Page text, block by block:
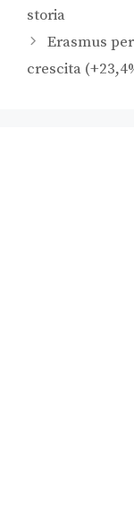
storia
Erasmus
crescita